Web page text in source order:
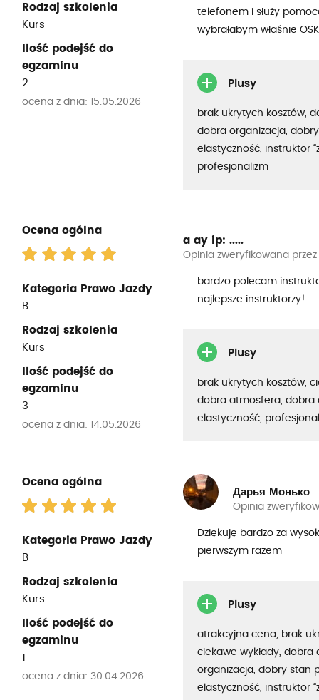
Rodzaj szkolenia
Kurs
Ilość podejść do
egzaminu
2
ocena z dnia: 15.05.2026
telefonem i służy
wybrałabym właśnie
Plusy
brak ukrytych kosztów,
dobra organizacja,
elastyczność, instruktor
profesjonalizm
Ocena ogólna
Kategoria Prawo Jazdy
B
Rodzaj szkolenia
Kurs
Ilość podejść do
egzaminu
3
ocena z dnia: 14.05.2026
a ay ip: .....
Opinia zweryfikowana
bardzo polecam
najlepsze instruktorzy!
Plusy
brak ukrytych kosztów,
dobra atmosfera, dobra
elastyczność,
Ocena ogólna
Kategoria Prawo Jazdy
B
Rodzaj szkolenia
Kurs
Ilość podejść do
egzaminu
1
ocena z dnia: 30.04.2026
Дарья Монько
Opinia
Dziękuję bardzo za
pierwszym razem
Plusy
atrakcyjna cena, brak
ciekawe wykłady,
organizacja, dobry stan
elastyczność, instruktor